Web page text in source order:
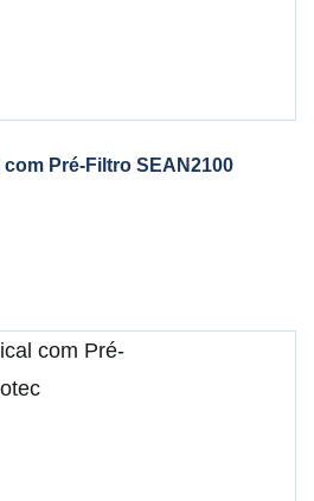
Pré-Filtro SEAN2100